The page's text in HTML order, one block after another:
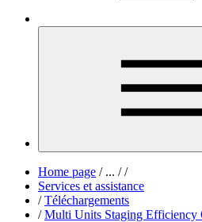
Home page /... / /
Services et assistance
/ Téléchargements
/ Multi Units Staging Efficiency